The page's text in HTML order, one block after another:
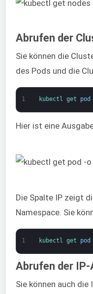
Abrufen der
Sie können die
des Pods und die
1 kubectl get pod
Hier ist eine
Die Spalte IP zeigt
Namespace. Sie
1 kubectl get pod
Abrufen der
Sie können auch